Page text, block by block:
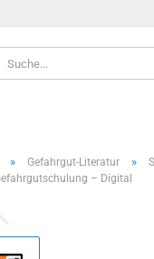
» Gefahrgut-Literatur »
– Digital